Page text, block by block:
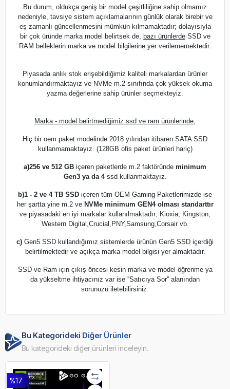
Bu durum, oldukça geniş bir model çeşitliliğine sahip olmamız
nedeniyle, tavsiye sistem açıklamalarının günlük olarak birebir ve
eş zamanlı güncellenmesini mümkün kılmamaktadır; dolayısıyla
bir çok üründe marka model belirtsek de, bazı ürünlerdeSSD ve
RAM belleklerin marka ve model bilgilerine yer verilememektedir.
Piyasada anlık stok erişebildiğimiz kaliteli markalardan ürünler
konumlandırmaktayız ve NVMe m.2 sınıfında çok yüksek okuma
yazma değerlerine sahip ürünler seçmekteyiz.
Marka - model belirtmediğimiz ssd ve ram ürünlerinde;
Hiç bir oem paket modelinde 2018 yılından itibaren SATA SSD
kullanmamaktayız. (128GB ofis paket ürünleri hariç)
a)256 ve 512 GB içeren paketlerde m.2 faktöründe minimum
Gen3 ya da 4ssd kullanmaktayız.
b)1 - 2 ve 4 TB SSD içeren tüm OEM Gaming Paketlerimizde ise
her şartta yine m.2 ve NVMe minimum GEN4 olması standarttır
ve piyasadaki en iyi markalar kullanılmaktadır; Kioxia, Kingston,
Western Digital,Crucial,PNY,Samsung,Corsair vb.
c) Gen5 SSD kullandığımız sistemlerde ürünün Gen5 SSD içerdiği
belirtilmektedir ve açıkça marka model bilgisi yer almaktadır.
SSD ve Ram için çıkış öncesi kesin marka ve model öğrenme ya
da yükseltme ihtiyacınız var ise ''Satıcıya Sor'' alanından
sorunuzu iletebilirsiniz.
Bu Kategorideki Diğer Ürünler
Bu kategorideki diğer ürünleri inceleyin.
%17